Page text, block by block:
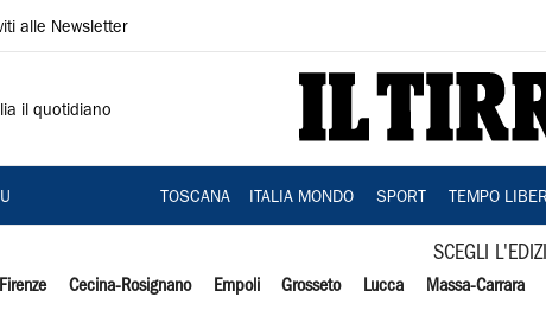
alle Newsletter
il quotidiano
TOSCANA ITALIA MONDO SPORT TEMPO
SCEGLI
Firenze Cecina-Rosignano Empoli Grosseto Lucca Massa-Carrara